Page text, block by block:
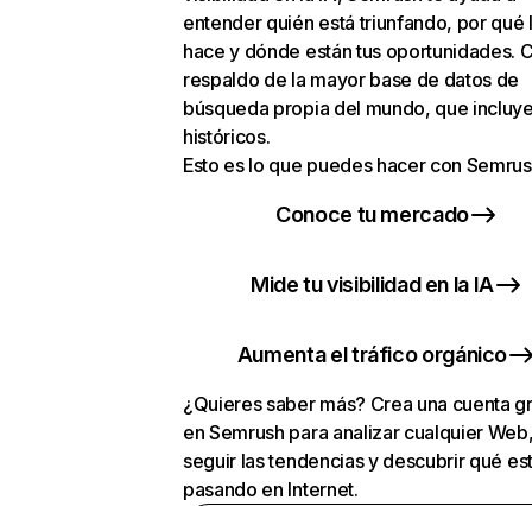
entender quién está triunfando, por qué
hace y dónde están tus oportunidades.
respaldo de la mayor base de datos de
búsqueda propia del mundo, que
históricos.
Esto es lo que puedes hacer con
Conoce tu mercado
Mide tu visibilidad en la IA
Aumenta el tráfico orgánico
¿Quieres saber más? Crea una cuenta
en Semrush para analizar cualquier
seguir las tendencias y descubrir qué
pasando en Internet.